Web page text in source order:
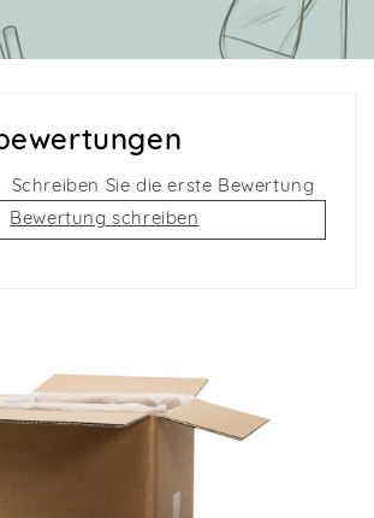
Schreiben Sie die erste Bewertung
Bewertung schreiben